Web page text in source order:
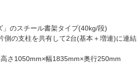
」のスチール書架タイプ(40kg/段)
側の支柱を共有して2台(基本＋増連)に連結
さ1050mm×幅1835mm×奥行250mm